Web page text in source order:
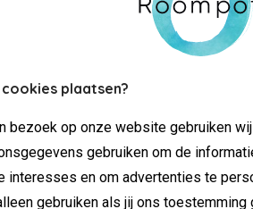
plaatsen?
bezoek op onze website gebruiken
gebruiken om de
interesses en om advertenties te
gebruiken als jij ons